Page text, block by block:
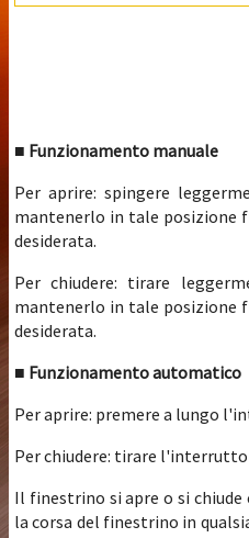
■ Funzionamento manuale
Per aprire: spingere
mantenerlo in tale posizione
desiderata.
Per chiudere: tirare
mantenerlo in tale posizione
desiderata.
■ Funzionamento automatico
Per aprire: premere a lungo
Per chiudere: tirare
Il finestrino si apre o si
la corsa del finestrino in